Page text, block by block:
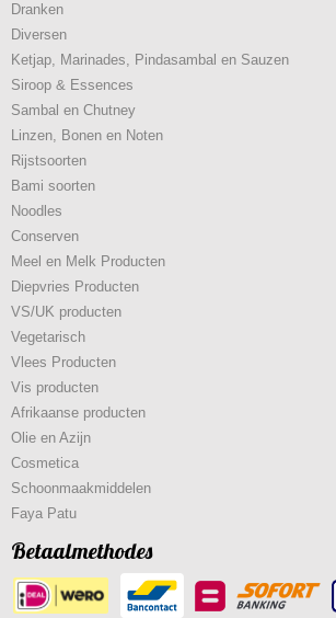
Dranken
Diversen
Ketjap, Marinades, Pindasambal en Sauzen
Siroop & Essences
Sambal en Chutney
Linzen, Bonen en Noten
Rijstsoorten
Bami soorten
Noodles
Conserven
Meel en Melk Producten
Diepvries Producten
VS/UK producten
Vegetarisch
Vlees Producten
Vis producten
Afrikaanse producten
Olie en Azijn
Cosmetica
Schoonmaakmiddelen
Faya Patu
Betaalmethodes